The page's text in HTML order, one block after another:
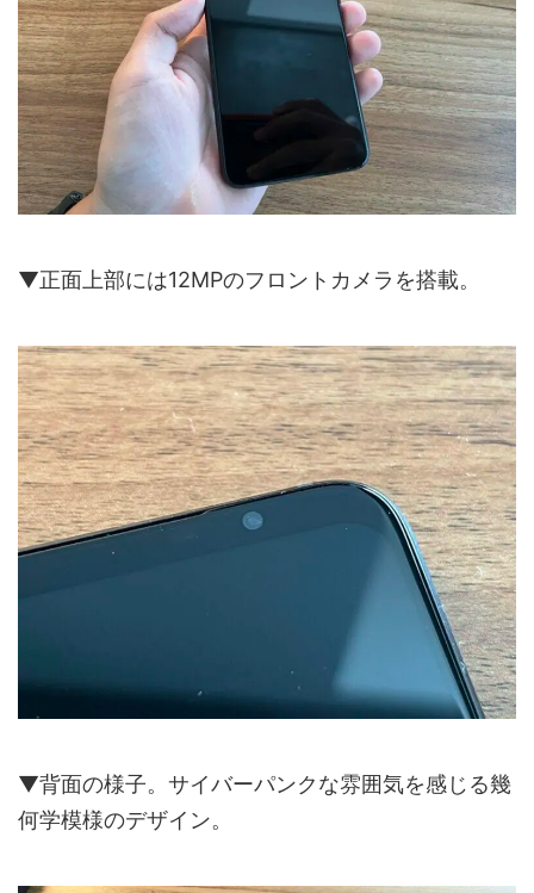
▼正面上部には12MPのフロントカメラを搭載。
▼背面の様子。サイバーパンクな雰囲気を感じる幾
何学模様のデザイン。